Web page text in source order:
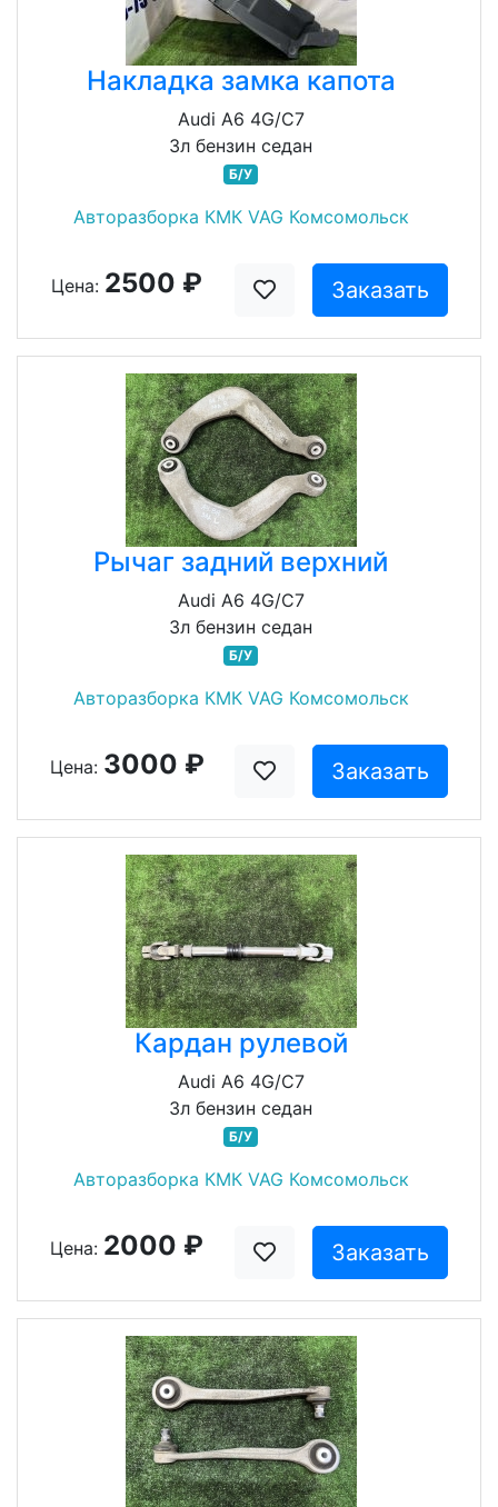
Накладка замка капота
Audi A6 4G/C7
3л бензин седан
Б/У
Авторазборка КМК VAG Комсомольск
Цена: 2500 ₽ Заказать
Рычаг задний верхний
Audi A6 4G/C7
3л бензин седан
Б/У
Авторазборка КМК VAG Комсомольск
Цена: 3000 ₽ Заказать
Кардан рулевой
Audi A6 4G/C7
3л бензин седан
Б/У
Авторазборка КМК VAG Комсомольск
Цена: 2000 ₽ Заказать